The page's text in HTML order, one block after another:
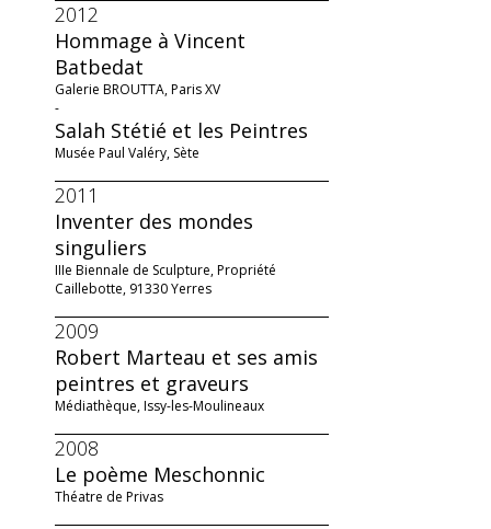
2012
Hommage à Vincent
Batbedat
Galerie BROUTTA, Paris XV
-
Salah Stétié et les Peintres
Musée Paul Valéry, Sète
2011
Inventer des mondes
singuliers
IIIe Biennale de Sculpture, Propriété
Caillebotte, 91330 Yerres
2009
Robert Marteau et ses amis
peintres et graveurs
Médiathèque, Issy-les-Moulineaux
2008
Le poème Meschonnic
Théatre de Privas